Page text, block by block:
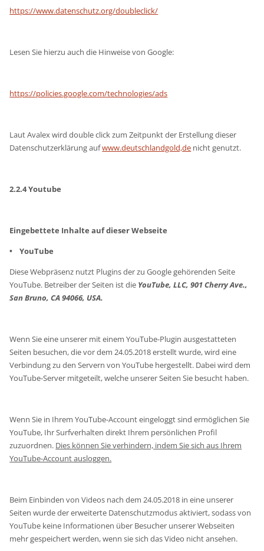
https://www.datenschutz.org/doubleclick/
Lesen Sie hierzu auch die Hinweise von Google:
https://policies.google.com/technologies/ads
Laut Avalex wird double click zum Zeitpunkt der Erstellung dieser
Datenschutzerklärung aufwww.deutschlandgold,de nicht genutzt.
2.2.4 Youtube
Eingebettete Inhalte auf dieser Webseite
• YouTube
Diese Webpräsenz nutzt Plugins der zu Google gehörenden Seite
YouTube. Betreiber der Seiten ist die YouTube, LLC, 901 Cherry Ave.,
San Bruno, CA 94066, USA.
Wenn Sie eine unserer mit einem YouTube-Plugin ausgestatteten
Seiten besuchen, die vor dem 24.05.2018 erstellt wurde, wird eine
Verbindung zu den Servern von YouTube hergestellt. Dabei wird dem
YouTube-Server mitgeteilt, welche unserer Seiten Sie besucht haben.
Wenn Sie in Ihrem YouTube-Account eingeloggt sind ermöglichen Sie
YouTube, Ihr Surfverhalten direkt Ihrem persönlichen Profil
zuzuordnen. Dies können Sie verhindern, indem Sie sich aus Ihrem
YouTube-Account ausloggen.
Beim Einbinden von Videos nach dem 24.05.2018 in eine unserer
Seiten wurde der erweiterte Datenschutzmodus aktiviert, sodass von
YouTube keine Informationen über Besucher unserer Webseiten
mehr gespeichert werden, wenn sie sich das Video nicht ansehen.